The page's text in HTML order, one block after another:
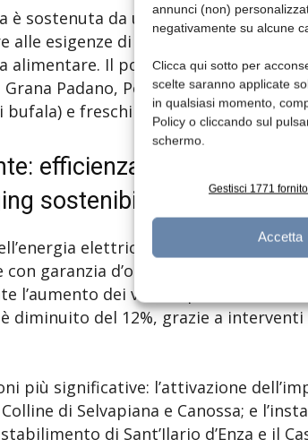
annunci (non)
negativamente su alcune
Clicca qui sotto per
scelte saranno applicate
in qualsiasi momento,
Policy o cliccando sul
schermo.
Gestisci 1771
Accetta
è sostenuta da un’offerta ampia e
alle esigenze di oltre 1.500 clienti
alimentare. Il portfolio comprende
Grana Padano, Pecorino Romano),
e freschi (mozzarella,
efficienza energetica,
sostenibile
elettrica acquistata nel
garanzia d’origine, coprendo il
l’aumento dei volumi produttivi, il
diminuito del 12%, grazie a
più significative: l’attivazione
di Selvapiana e Canossa; e
di Sant’Ilario d’Enza e il